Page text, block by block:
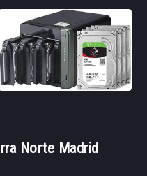
Norte Madrid